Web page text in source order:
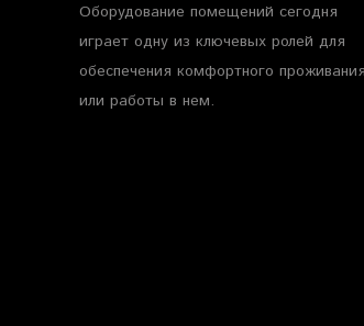
Оборудование помещений сегодня
играет одну из ключевых ролей для
обеспечения комфортного проживания
или работы в нем.